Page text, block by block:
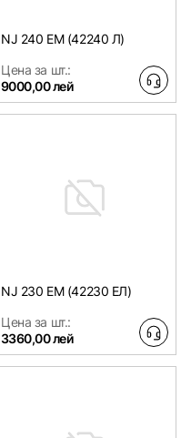
NJ 240 EM (42240 Л)
Цена за шт.:
9000,00 лей
NJ 230 EM (42230 ЕЛ)
Цена за шт.:
3360,00 лей